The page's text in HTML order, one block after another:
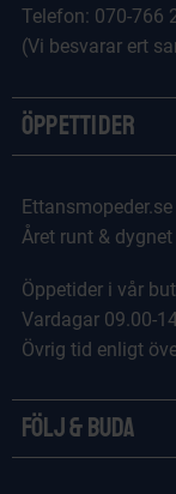
Telefon: 070-766
(Vi besvarar ert
Öppettider
Ettansmopeder.se
Året runt &
Öppetider i vår
Vardagar 09.00-
Övrig tid enligt
Följ & Buda